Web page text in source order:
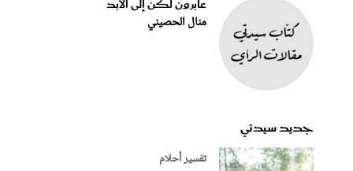
عابرون لكن إلى الأبد
منال الحصيني
جديد سيدتي
تفسير أحلام